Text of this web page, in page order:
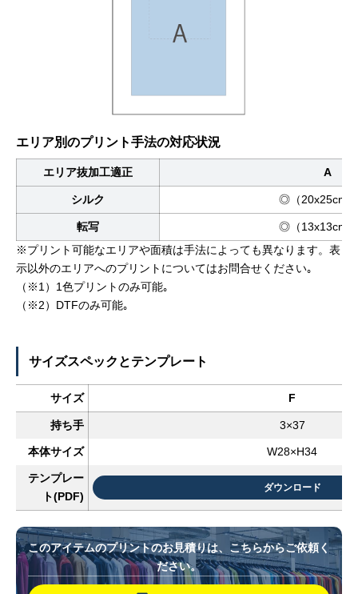
エリア別のプリント手法の対応状況
エリア抜加工適正 A
シルク ◎（20x25cm
転写
◎（13x13cm
※プリント可能なエリアや面積は手法によっても異なります。表
示以外のエリアへのプリントについてはお問合せください｡
（※1）1色プリントのみ可能｡
（※2）DTFのみ可能｡
サイズスペックとテンプレート
サイズ F
持ち手 3×37
本体サイズ W28×H34
テンプレー
ト(PDF)
ダウンロード
このアイテムのプリントのお見積りは、こちらからご依頼く
ださい。